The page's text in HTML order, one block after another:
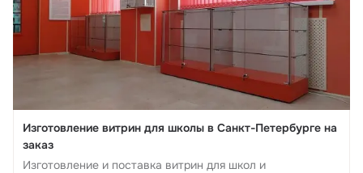
Изготовление витрин для школы в Санкт-Петербурге на
заказ
Изготовление и поставка витрин для школ и